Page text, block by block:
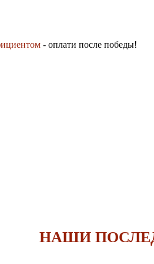
- оплати после победы!
НАШИ